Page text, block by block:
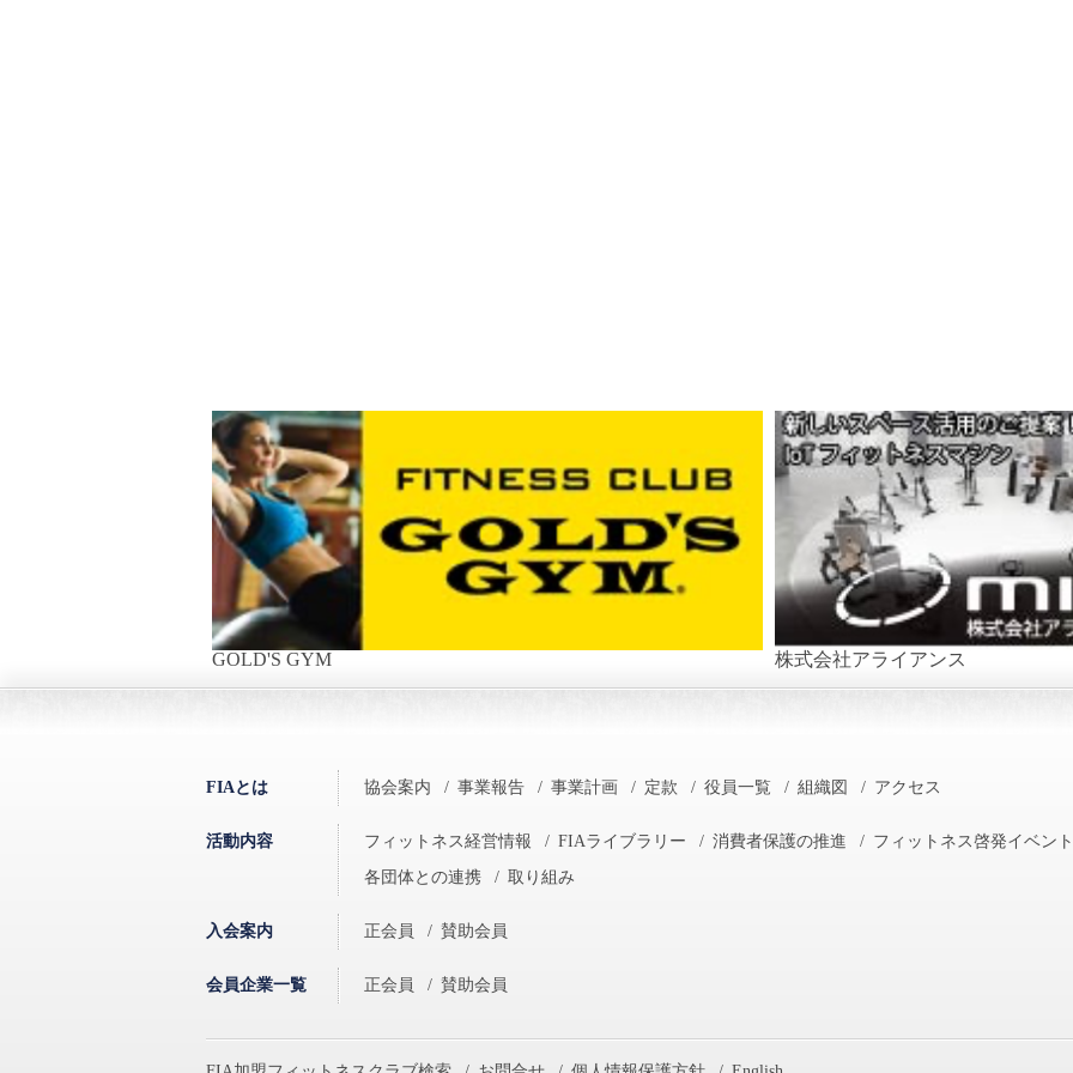
GOLD'S GYM 株式会社アライアンス
FIAとは 協会案内 / 事業報告 / 事業計画 / 定款 / 役員一覧 / 組織図 / アクセス
活動内容 フィットネス経営情報 / FIAライブラリー / 消費者保護の推進 / フィットネス啓発イベント
各団体との連携
/ 取り組み
入会案内 正会員 / 賛助会員
会員企業一覧 正会員 / 賛助会員